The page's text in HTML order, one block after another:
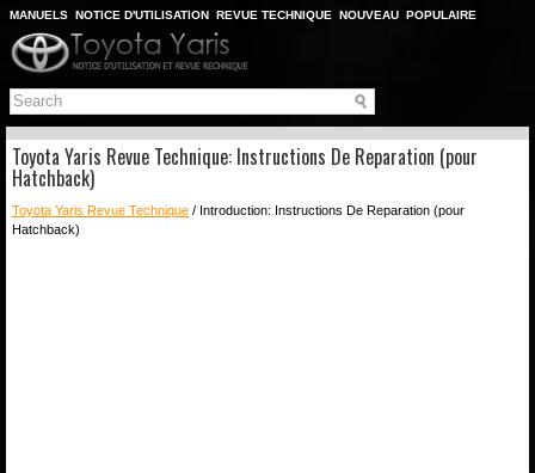
MANUELS NOTICE D'UTILISATION REVUE TECHNIQUE NOUVEAU POPULAIRE
PLAN DU SITE
CHERCHER
Toyota Yaris Revue Technique: Instructions De Reparation (pour
Hatchback)
Toyota Yaris Revue Technique / Introduction: Instructions De Reparation (pour
Hatchback)